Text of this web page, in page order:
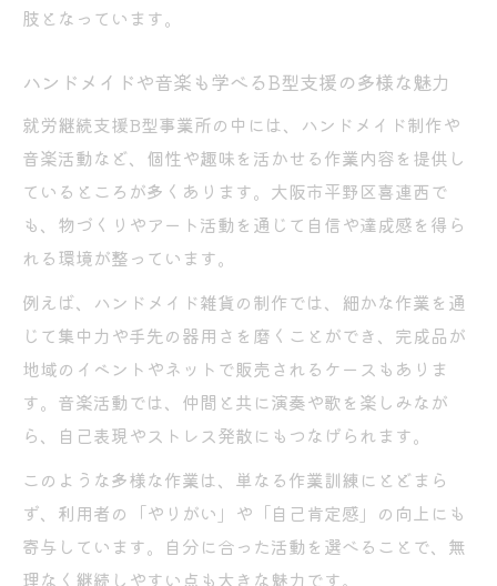
就労継続支援B型で得られる成功体験と自信
A型とB型の違いと選び方をやさしく解説
就労継続支援B型とA型の主な違いと比較ポ
イント
B型事業所利用者が気になる収入や雇用契約
の実態
A型とB型の働きやすさや向き不向きを考え
る視点
平野区で選ぶA型・B型の選択基準と注意点
就労継続支援B型を選ぶ理由と納得の判断基
準
利用前に知りたいB型支援の活かし方ガイド
就労継続支援B型を最大限活用するためのポ
イント
利用前に把握したいB型事業所の支援内容と
肢となっています。
ハンドメイドや音楽も学べるB型支援の多様な魅力
就労継続支援B型事業所の中には、ハンドメイド制作や
音楽活動など、個性や趣味を活かせる作業内容を提供し
ているところが多くあります。大阪市平野区喜連西で
も、物づくりやアート活動を通じて自信や達成感を得ら
れる環境が整っています。
例えば、ハンドメイド雑貨の制作では、細かな作業を通
じて集中力や手先の器用さを磨くことができ、完成品が
地域のイベントやネットで販売されるケースもありま
す。音楽活動では、仲間と共に演奏や歌を楽しみなが
ら、自己表現やストレス発散にもつなげられます。
このような多様な作業は、単なる作業訓練にとどまら
ず、利用者の「やりがい」や「自己肯定感」の向上にも
寄与しています。自分に合った活動を選べることで、無
理なく継続しやすい点も大きな魅力です。